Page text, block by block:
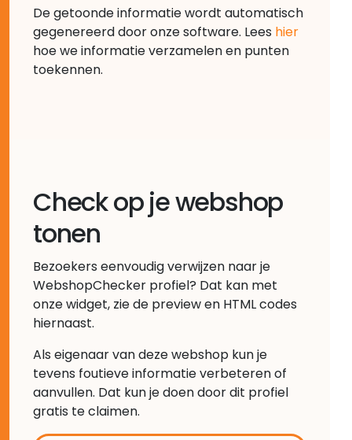
De getoonde informatie wordt automatisch
gegenereerd door onze software. Lees hier
hoe we informatie verzamelen en punten
toekennen.
Check op je webshop
tonen
Bezoekers eenvoudig verwijzen naar je
WebshopChecker profiel? Dat kan met
onze widget, zie de preview en HTML codes
hiernaast.
Als eigenaar van deze webshop kun je
tevens foutieve informatie verbeteren of
aanvullen. Dat kun je doen door dit profiel
gratis te claimen.